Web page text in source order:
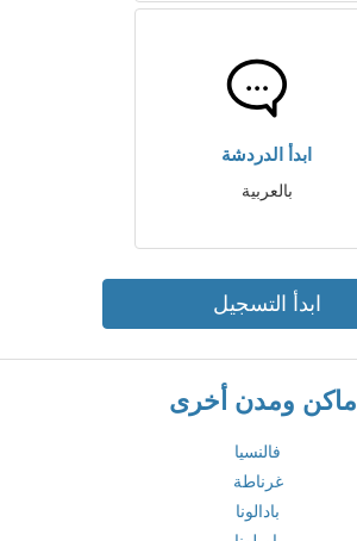
ابدأ الدردشة
بالعربية
ابدأ التسجيل
أماكن ومدن أخرى
فالنسيا
غرناطة
بادالونا